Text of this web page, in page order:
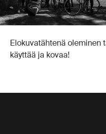
Elokuvatähtenä oleminen
käyttää ja kovaa!